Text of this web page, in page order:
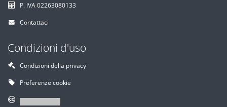
P. IVA 02263080133
Contattaci
Condizioni d'uso
Condizioni della privacy
Preferenze cookie